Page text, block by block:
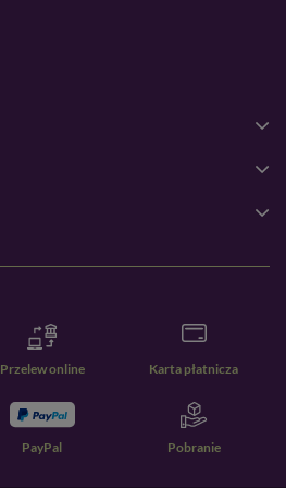
Przelew online Karta płatnicza
PayPal Pobranie